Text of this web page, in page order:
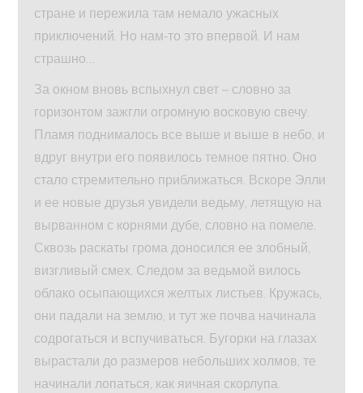
стране и пережила там немало ужасных
приключений. Но нам‑то это впервой. И нам
страшно…
За окном вновь вспыхнул свет – словно за
горизонтом зажгли огромную восковую свечу.
Пламя поднималось все выше и выше в небо, и
вдруг внутри его появилось темное пятно. Оно
стало стремительно приближаться. Вскоре Элли
и ее новые друзья увидели ведьму, летящую на
вырванном с корнями дубе, словно на помеле.
Сквозь раскаты грома доносился ее злобный,
визгливый смех. Следом за ведьмой вилось
облако осыпающихся желтых листьев. Кружась,
они падали на землю, и тут же почва начинала
содрогаться и вспучиваться. Бугорки на глазах
вырастали до размеров небольших холмов, те
начинали лопаться, как яичная скорлупа.